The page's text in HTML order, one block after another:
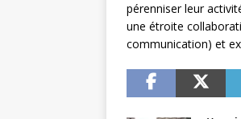
pérenniser leur
une étroite
communication) et